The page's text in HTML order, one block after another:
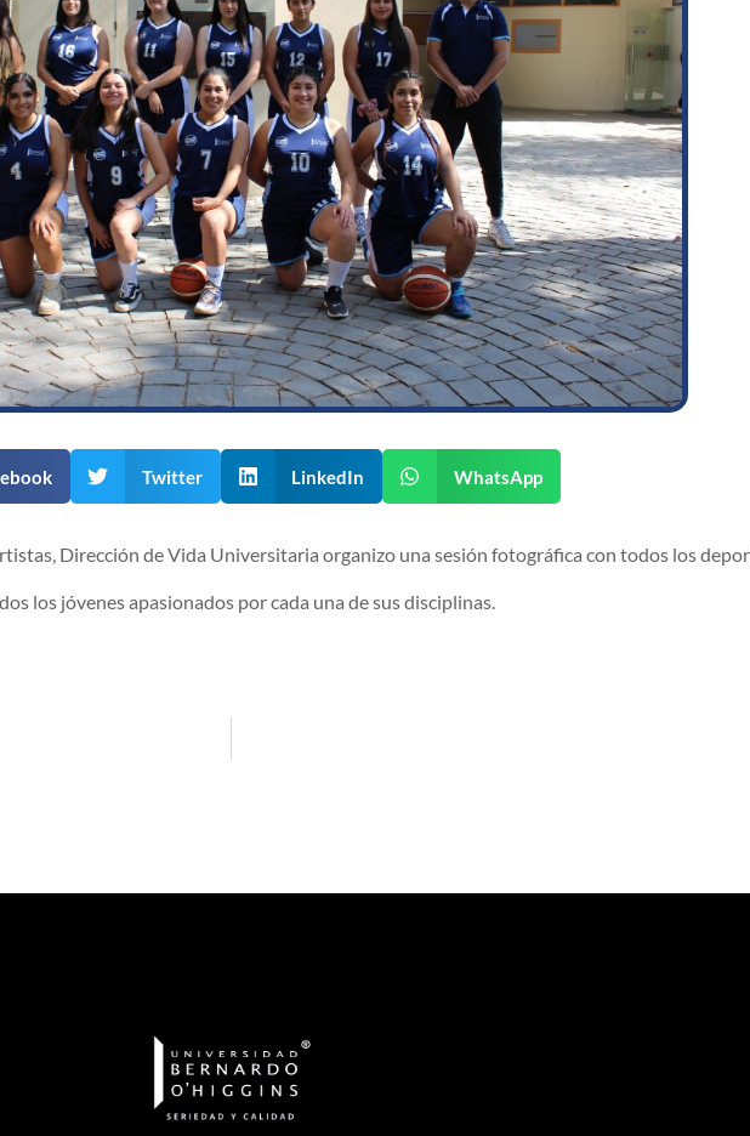
Twitter LinkedIn WhatsApp
Dirección de Vida Universitaria organizo una sesión fotográfica con todos los
los jóvenes apasionados por cada una de sus disciplinas.